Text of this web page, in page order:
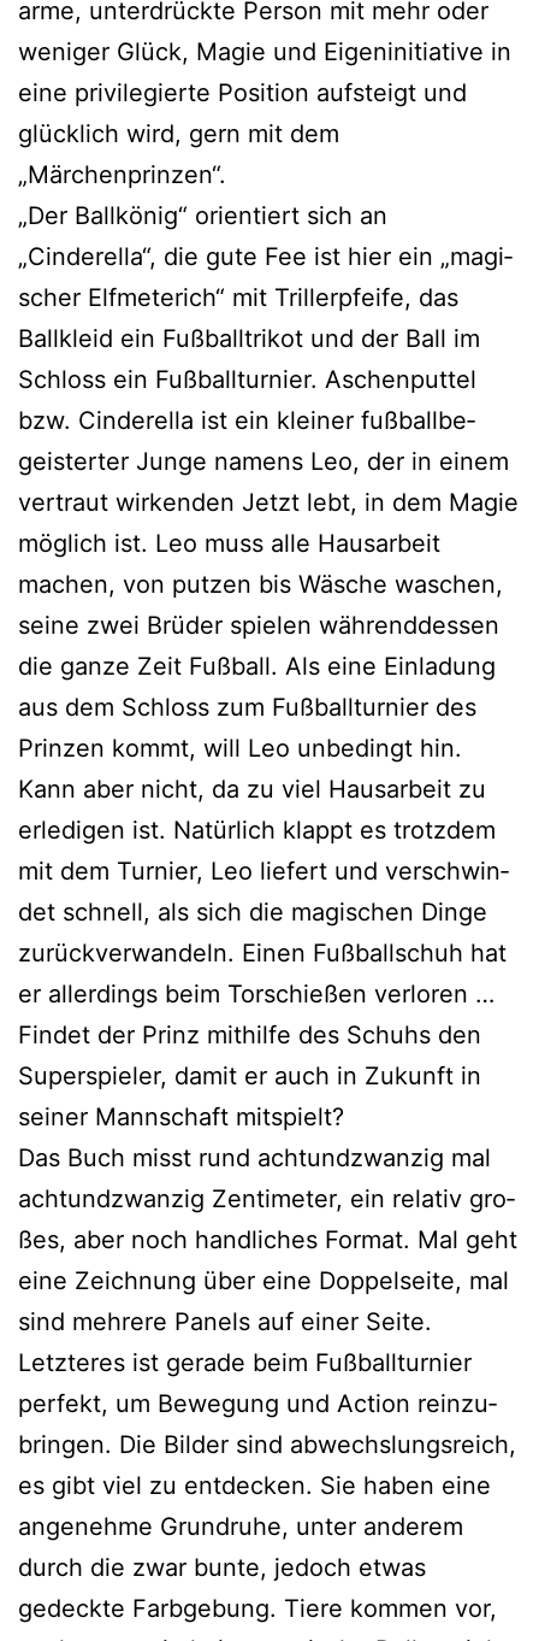
arme, unter­drück­te Person mit mehr oder
weni­ger Glück, Magie und Eigeninitiative in
eine pri­vi­le­gier­te Position auf­steigt und
glück­lich wird, gern mit dem
„Märchenprinzen“.
„Der Ballkönig“ ori­en­tiert sich an
„Cinderella“, die gute Fee ist hier ein „magi­
scher Elfmeterich“ mit Trillerpfeife, das
Ballkleid ein Fußballtrikot und der Ball im
Schloss ein Fußballturnier. Aschenputtel
bzw. Cinderella ist ein klei­ner fuß­ball­be­
geis­ter­ter Junge namens Leo, der in einem
ver­traut wir­ken­den Jetzt lebt, in dem Magie
mög­lich ist. Leo muss alle Hausarbeit
machen, von put­zen bis Wäsche waschen,
sei­ne zwei Brüder spie­len wäh­rend­des­sen
die gan­ze Zeit Fußball. Als eine Einladung
aus dem Schloss zum Fußballturnier des
Prinzen kommt, will Leo unbe­dingt hin.
Kann aber nicht, da zu viel Hausarbeit zu
erle­di­gen ist. Natürlich klappt es trotz­dem
mit dem Turnier, Leo lie­fert und ver­schwin­
det schnell, als sich die magi­schen Dinge
zurück­ver­wan­deln. Einen Fußballschuh hat
er aller­dings beim Torschießen ver­lo­ren …
Findet der Prinz mit­hil­fe des Schuhs den
Superspieler, damit er auch in Zukunft in
sei­ner Mannschaft mitspielt?
Das Buch misst rund acht­und­zwan­zig mal
acht­und­zwan­zig Zentimeter, ein rela­tiv gro­
ßes, aber noch hand­li­ches Format. Mal geht
eine Zeichnung über eine Doppelseite, mal
sind meh­re­re Panels auf einer Seite.
Letzteres ist gera­de beim Fußballturnier
per­fekt, um Bewegung und Action rein­zu­
brin­gen. Die Bilder sind abwechs­lungs­reich,
es gibt viel zu ent­de­cken. Sie haben eine
ange­neh­me Grundruhe, unter ande­rem
durch die zwar bun­te, jedoch etwas
gedeck­te Farbgebung. Tiere kom­men vor,